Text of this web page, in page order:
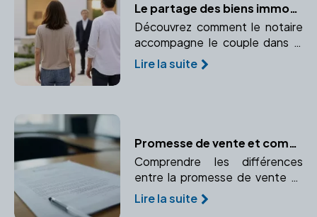
Le partage des biens immobiliers en cas de divorce : le rôle du notaire
Découvrez comment le notaire
accompagne le couple dans le
partage des biens communs,
notamment les biens
Lire la suite
Promesse de vente et compromis de vente : le rôle essentiel du notaire
Comprendre les différences
entre la promesse de vente et
le compromis de vente et le rôle
crucial du notaire dans ces
Lire la suite